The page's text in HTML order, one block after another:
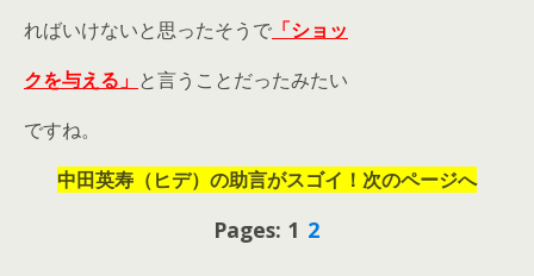
ればいけないと思ったそうで 「ショッ
クを与える」 と言うことだったみたい
ですね。
中田英寿（ヒデ）の助言がスゴイ！次のページへ
Pages: 1 2